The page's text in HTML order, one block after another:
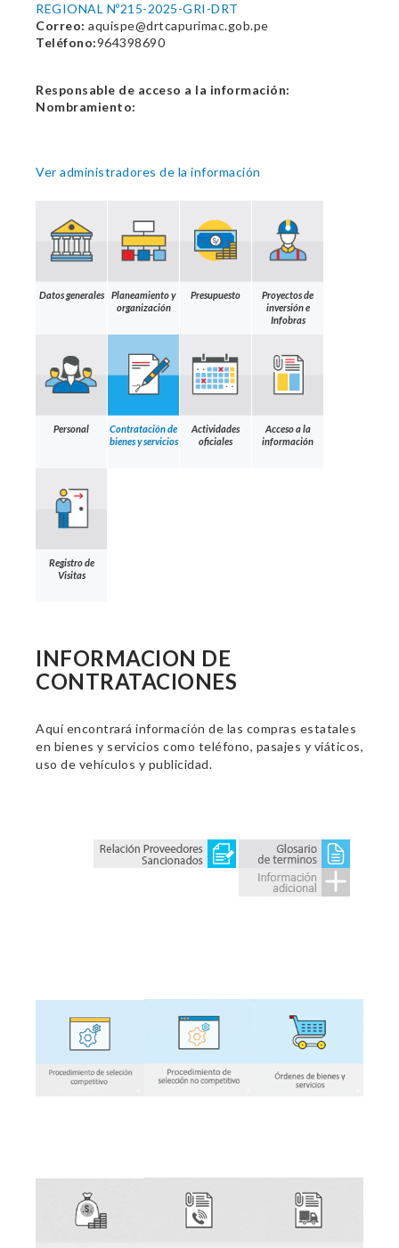
REGIONAL Nº215-2025-GRI-DRT
Correo: aquispe@drtcapurimac.gob.pe
Teléfono:964398690
Responsable de acceso a la información:
Nombramiento:
Ver administradores de la información
Datos generales
Planeamiento y
organización
Presupuesto
Proyectos de
inversión e
Infobras
Personal
Contratación de
bienes y servicios
Actividades
oficiales
Acceso a la
información
Registro de
Visitas
INFORMACION DE
CONTRATACIONES
Aquí encontrará información de las compras estatales
en bienes y servicios como teléfono, pasajes y viáticos,
uso de vehículos y publicidad.